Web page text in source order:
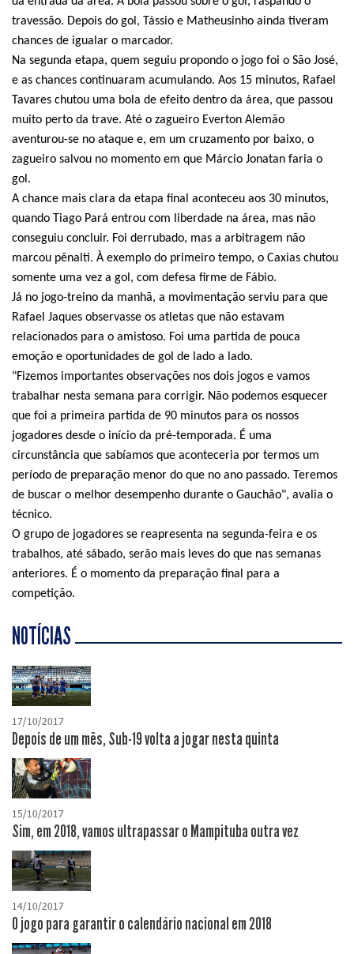
travessão. Depois do gol, Tássio e Matheusinho ainda tiveram
chances de igualar o marcador.
Na segunda etapa, quem seguiu propondo o jogo foi o São José,
e as chances continuaram acumulando. Aos 15 minutos, Rafael
Tavares chutou uma bola de efeito dentro da área, que passou
muito perto da trave. Até o zagueiro Everton Alemão
aventurou-se no ataque e, em um cruzamento por baixo, o
zagueiro salvou no momento em que Márcio Jonatan faria o
gol.
A chance mais clara da etapa final aconteceu aos 30 minutos,
quando Tiago Pará entrou com liberdade na área, mas não
conseguiu concluir. Foi derrubado, mas a arbitragem não
marcou pênalti. À exemplo do primeiro tempo, o Caxias chutou
somente uma vez a gol, com defesa firme de Fábio.
Já no jogo-treino da manhã, a movimentação serviu para que
Rafael Jaques observasse os atletas que não estavam
relacionados para o amistoso. Foi uma partida de pouca
emoção e oportunidades de gol de lado a lado.
"Fizemos importantes observações nos dois jogos e vamos
trabalhar nesta semana para corrigir. Não podemos esquecer
que foi a primeira partida de 90 minutos para os nossos
jogadores desde o início da pré-temporada. É uma
circunstância que sabíamos que aconteceria por termos um
período de preparação menor do que no ano passado. Teremos
de buscar o melhor desempenho durante o Gauchão", avalia o
técnico.
O grupo de jogadores se reapresenta na segunda-feira e os
trabalhos, até sábado, serão mais leves do que nas semanas
anteriores. É o momento da preparação final para a
competição.
NOTÍCIAS
17/10/2017
Depois de um mês, Sub-19 volta a jogar nesta quinta
15/10/2017
Sim, em 2018, vamos ultrapassar o Mampituba outra vez
14/10/2017
O jogo para garantir o calendário nacional em 2018